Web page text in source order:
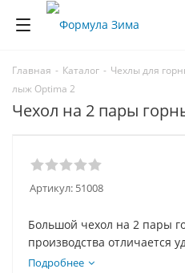
Главная - Каталог - Чехлы для
лыж Optima 2
Чехол на 2 пары
Артикул: 51008
Большой чехол на 2 пары
производства отличается
доступной ценой. Низ
Подробнее